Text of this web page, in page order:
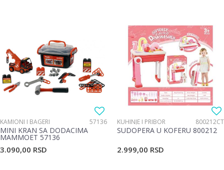
KAMIONI I BAGERI 57136
MINI KRAN SA DODACIMA
MAMMOET 57136
3.090,00 RSD
KUHINJE I PRIBOR 800212CT
SUDOPERA U KOFERU 800212
2.999,00 RSD